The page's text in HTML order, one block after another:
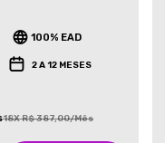
100% EAD
2 A 12 MESES
18X R$ 387,00/Mês